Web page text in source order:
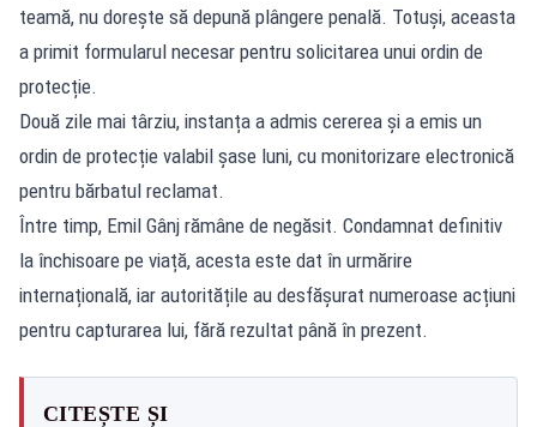
teamă, nu dorește să depună plângere penală. Totuși, aceasta
a primit formularul necesar pentru solicitarea unui ordin de
protecție.
Două zile mai târziu, instanța a admis cererea și a emis un
ordin de protecție valabil șase luni, cu monitorizare electronică
pentru bărbatul reclamat.
Între timp, Emil Gânj rămâne de negăsit. Condamnat definitiv
la închisoare pe viață, acesta este dat în urmărire
internațională, iar autoritățile au desfășurat numeroase acțiuni
pentru capturarea lui, fără rezultat până în prezent.
CITEȘTE ȘI